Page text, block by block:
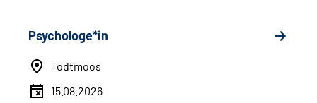
Psychologe*in
Todtmoos
15.08.2026